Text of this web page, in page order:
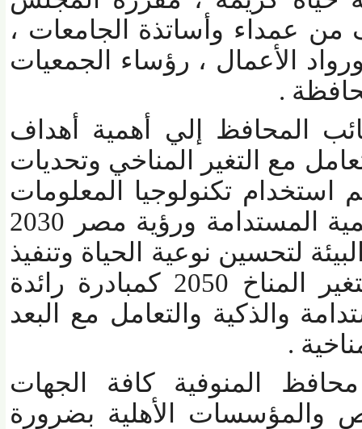
عمداء وأساتذة الجامعات ،
الأعمال ، رؤساء الجمعيات
.
المحافظ إلي أهمية أهداف
مع التغير المناخي وتحديات
تكنولوجيا المعلومات
والاتصالات لتحقيق التنمية المستدامة ورؤية مصر 2030
لتحسين نوعية الحياة وتنفيذ
الإستراتيجية الوطنية لتغير المناخ 2050 كمبادرة رائدة
والذكية والتعامل مع البعد
.
المنوفية كافة الجهات
الأهلية بضرورة